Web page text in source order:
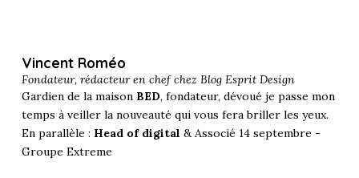
Vincent Roméo
Fondateur, rédacteur en chef chez Blog Esprit Design
Gardien de la maison BED, fondateur, dévoué je passe mon
temps à veiller la nouveauté qui vous fera briller les yeux.
En parallèle : Head of digital & Associé 14 septembre -
Groupe Extreme